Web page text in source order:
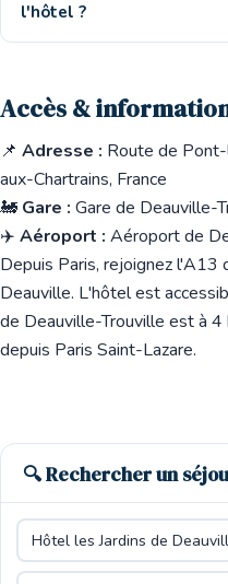
l'hôtel ?
Accès &
📌 Adresse : Route de
aux-Chartrains, France
🚂 Gare : Gare de Deauville-
✈️ Aéroport : Aéroport de
Depuis Paris, rejoignez l'A13
Deauville. L'hôtel est
de Deauville-Trouville est à
depuis Paris Saint-Lazare.
🔍 Rechercher un